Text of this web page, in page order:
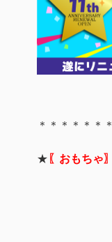
＊＊＊＊＊＊
★ 〖おもちゃ